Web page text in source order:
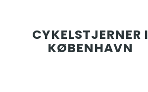
CYKELSTJERNER I
KØBENHAVN